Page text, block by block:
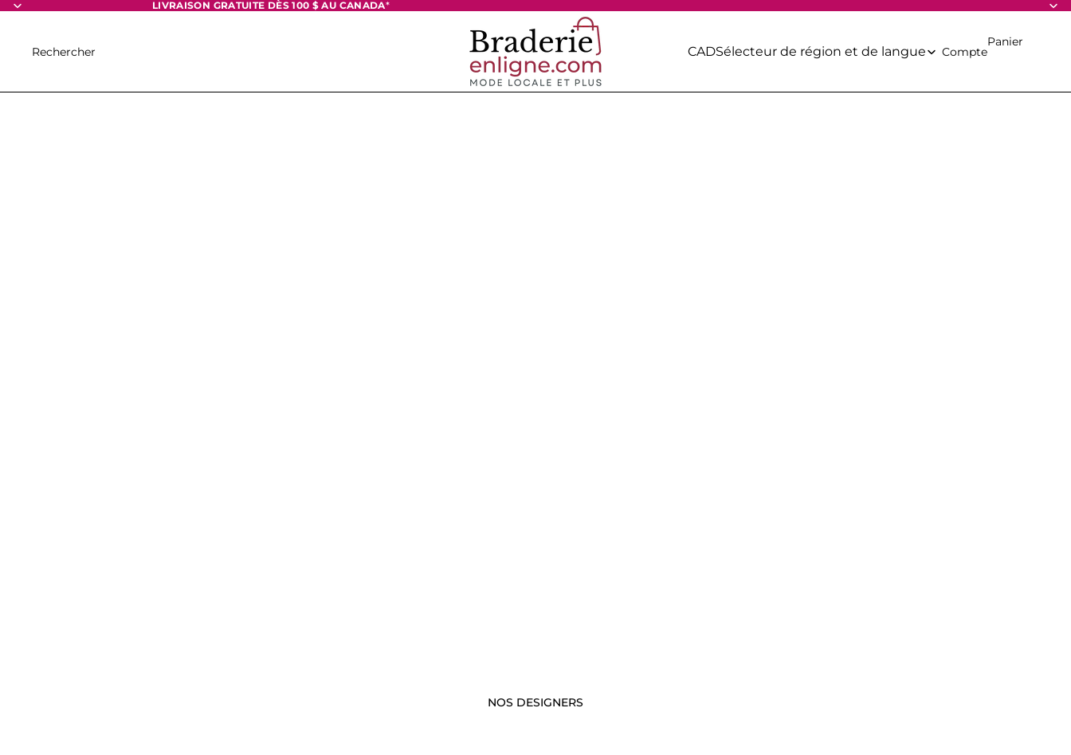
LIVRAISON GRATUITE DÈS 100 $ AU CANADA*
Rechercher CADSélecteur de région et de langue Compte
Panier
NOS DESIGNERS